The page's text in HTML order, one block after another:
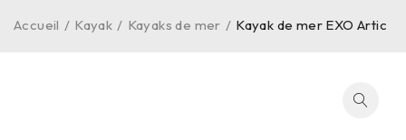
Accueil / Kayak / Kayaks de mer / Kayak de mer EXO Artic